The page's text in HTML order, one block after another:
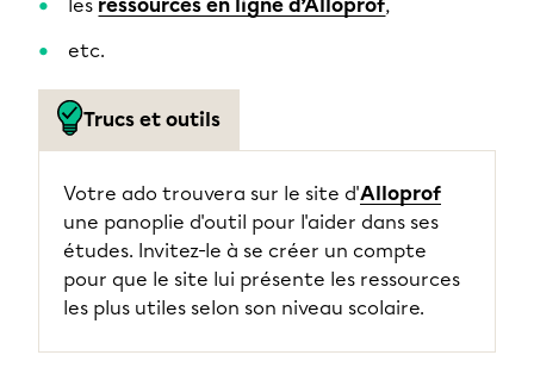
les ressources en ligne d’Alloprof,
etc.
Trucs et outils
Votre ado trouvera sur le site d'Alloprof
une panoplie d'outil pour l'aider dans ses
études. Invitez-le à se créer un compte
pour que le site lui présente les ressources
les plus utiles selon son niveau scolaire.